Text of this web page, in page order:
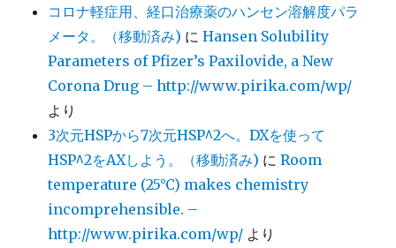
コロナ軽症用、経口治療薬のハンセン溶解度パラ
メータ。（移動済み) にHansen Solubility
Parameters of Pfizer’s Paxilovide, a New
Corona Drug – http://www.pirika.com/wp/
より
3次元HSPから7次元HSP^2へ。DXを使って
HSP^2をAXしよう。（移動済み) にRoom
temperature (25°C) makes chemistry
incomprehensible. –
http://www.pirika.com/wp/ より